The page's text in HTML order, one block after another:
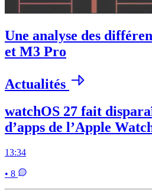
Une analyse des
et M3 Pro
Actualités
watchOS 27 fait
d’apps de l’Apple
13:34
• 8